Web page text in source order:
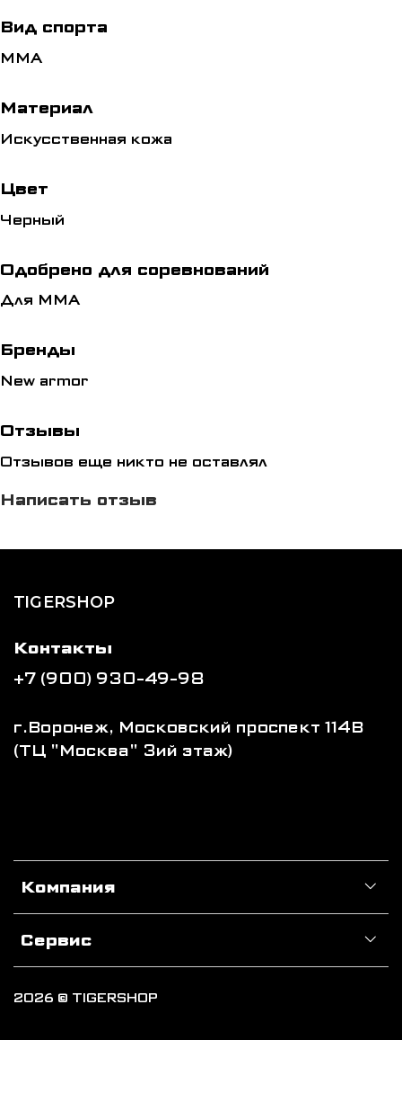
Вид спорта
ММА
Материал
Искусственная кожа
Цвет
Черный
Одобрено для соревнований
Для ММА
Бренды
New armor
Отзывы
Отзывов еще никто не оставлял
Написать отзыв
TIGERSHOP
Компания
Сервис
Контакты
+7 (900) 930-49-98
г.Воронеж, Московский проспект 114В
(ТЦ "Москва" 3ий этаж)
2026 © TIGERSHOP